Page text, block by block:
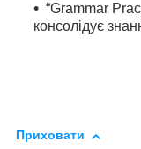
“Grammar
консолідує
Приховати